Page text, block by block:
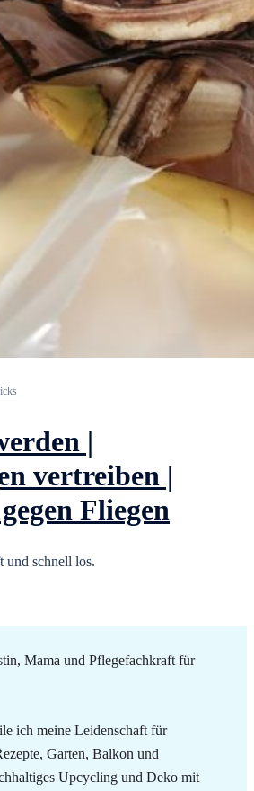
|
vertreiben |
Fliegen
und schnell los.
Mama und Pflegefachkraft für
ich meine Leidenschaft für
Garten, Balkon und
Upcycling und Deko mit